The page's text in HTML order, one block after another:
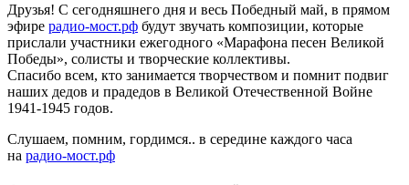
Друзья! С сегодняшнего дня и весь Победный май, в прямом
эфире радио-мост.рф будут звучать композиции, которые
прислали участники ежегодного «Марафона песен Великой
Победы», солисты и творческие коллективы.
Спасибо всем, кто занимается творчеством и помнит подвиг
наших дедов и прадедов в Великой Отечественной Войне
1941-1945 годов.
Слушаем, помним, гордимся.. в середине каждого часа
на радио-мост.рф